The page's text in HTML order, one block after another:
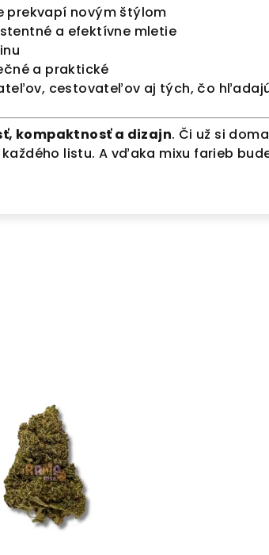
prekvapí novým štýlom
a efektívne mletie
a praktické
cestovateľov aj tých, čo
kompaktnosť a dizajn. Či už si
listu. A vďaka mixu farieb